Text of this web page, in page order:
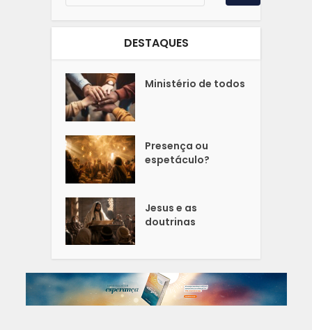
DESTAQUES
Ministério de todos
Presença ou
espetáculo?
Jesus e as
doutrinas